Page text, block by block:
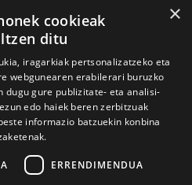
×
cookieak
ditu
iragarkiak pertsonalizatzeko eta
webgunearen erabilerari buruzko
dugu gure publizitate- eta analisi-
edo haiek beren zerbitzuak
informazio batzuekin konbina
ERRENDIMENDUA